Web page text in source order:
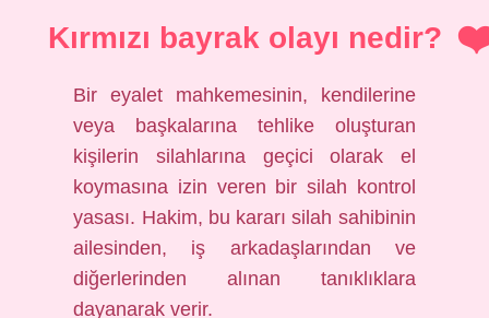
Kırmızı bayrak olayı nedir?
Bir eyalet mahkemesinin, kendilerine
veya başkalarına tehlike oluşturan
kişilerin silahlarına geçici olarak el
koymasına izin veren bir silah kontrol
yasası. Hakim, bu kararı silah sahibinin
ailesinden, iş arkadaşlarından ve
diğerlerinden alınan tanıklıklara
dayanarak verir.